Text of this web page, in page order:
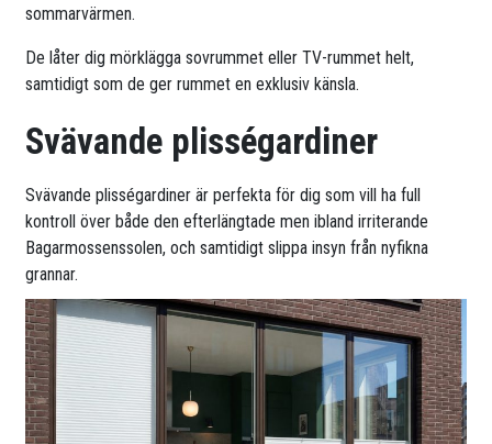
sommarvärmen.
De låter dig mörklägga sovrummet eller TV-rummet helt,
samtidigt som de ger rummet en exklusiv känsla.
Svävande plisségardiner
Svävande plisségardiner är perfekta för dig som vill ha full
kontroll över både den efterlängtade men ibland irriterande
Bagarmossenssolen, och samtidigt slippa insyn från nyfikna
grannar.